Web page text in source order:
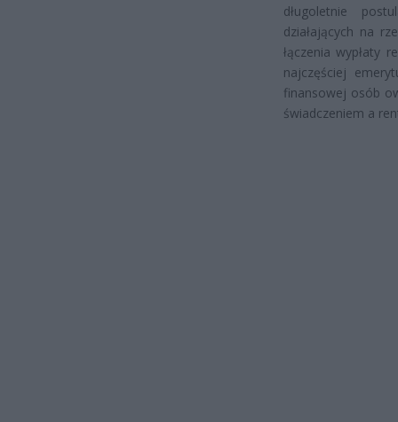
długoletnie
działających na
łączenia wypłaty
najczęściej
finansowej osób
świadczeniem a